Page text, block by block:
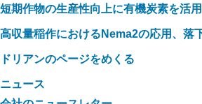
短期作物の生産性向上に有機炭素を活
高収量稲作におけるNema2の応用、落
ドリアンのページをめくる
ニュース